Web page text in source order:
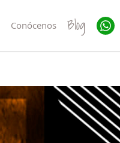
Conócenos Blog